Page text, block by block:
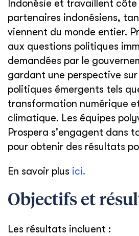
Indonésie et travaillent
partenaires indonésiens,
viennent du monde entier.
aux questions politiques
demandées par le
gardant une perspective sur
politiques émergents tels
transformation numérique
climatique. Les équipes
Prospera s'engagent dans
pour obtenir des résultats
En savoir plus ici.
Objectifs et
Les résultats incluent :